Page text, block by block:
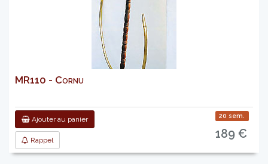
MR110 - Cornu
Ajouter au panier
Rappel
20 sem.
189 €